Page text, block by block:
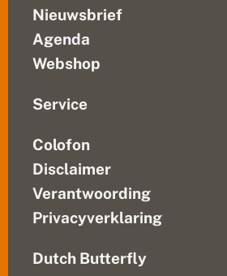
Nieuwsbrief
Agenda
Webshop
Service
Colofon
Disclaimer
Verantwoording
Privacyverklaring
Dutch Butterfly